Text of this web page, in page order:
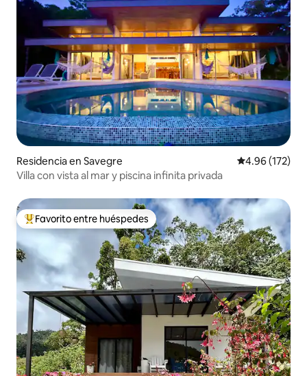
Residencia en Savegre Calificación
4.96 (172)
Villa con vista al mar y piscina infinita privada
De los mejores en Favorito entre huéspedes
Favorito entre huéspedes